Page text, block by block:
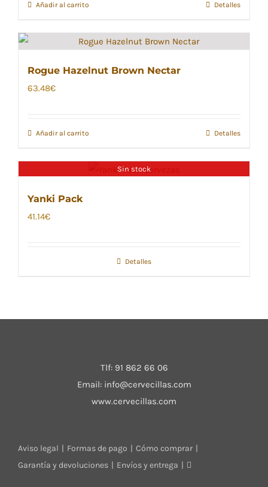
Añadir al carrito Detalles
Rogue Hazelnut Brown Nectar
63.48€
Añadir al carrito Detalles
Sin stock
Yanki Pack
41.14€
Detalles
Tlf: 91 862 66 06
Email: info@cervecillas.com
www.cervecillas.com
Aviso legal Formas de pago
Cómo comprar
Garantía y devoluciones
Envíos y entrega